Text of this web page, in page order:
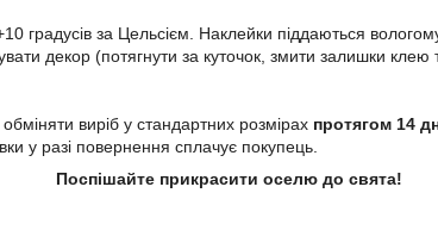
градусів за Цельсієм. Наклейки піддаються
декор (потягнути за куточок, змити залишки
виріб у стандартних розмірах протягом 14
у разі повернення сплачує покупець.
Поспішайте прикрасити оселю до свята!